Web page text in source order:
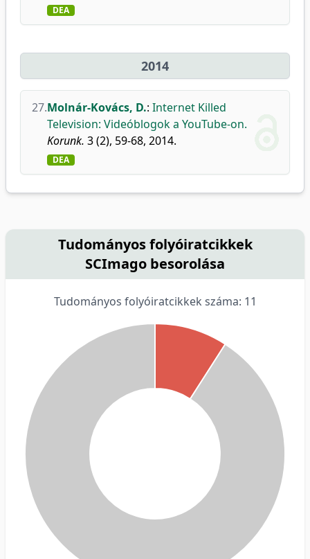
DEA
2014
27.Molnár-Kovács, D.: Internet Killed
Television: Videóblogok a YouTube-on.
Korunk. 3 (2), 59-68, 2014.
DEA
Tudományos folyóiratcikkek
SCImago besorolása
Tudományos folyóiratcikkek száma: 11